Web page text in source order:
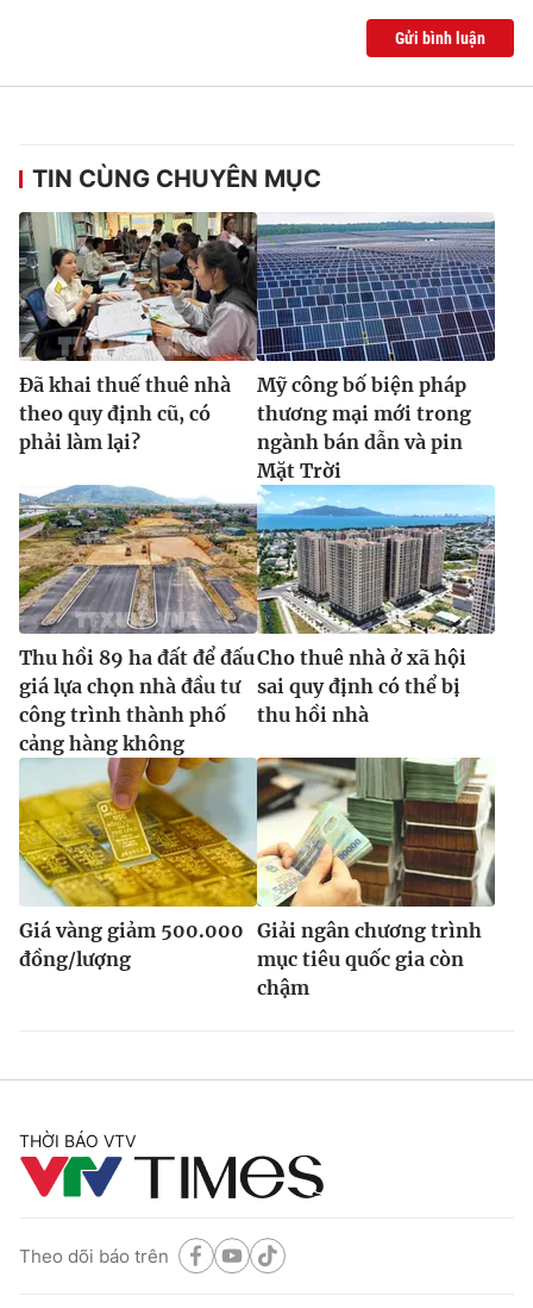
Gửi bình luận
TIN CÙNG CHUYÊN MỤC
Đã khai thuế thuê nhà
theo quy định cũ, có
phải làm lại?
Mỹ công bố biện pháp
thương mại mới trong
ngành bán dẫn và pin
Mặt Trời
Thu hồi 89 ha đất để đấu
giá lựa chọn nhà đầu tư
công trình thành phố
cảng hàng không
Cho thuê nhà ở xã hội
sai quy định có thể bị
thu hồi nhà
Giá vàng giảm 500.000
đồng/lượng
Giải ngân chương trình
mục tiêu quốc gia còn
chậm
THỜI BÁO VTV
Theo dõi báo trên